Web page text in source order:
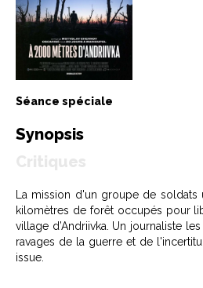
Séance spéciale
Synopsis
La mission d'un groupe de soldats
kilomètres de forêt occupés pour
village d’Andriivka. Un journaliste
ravages de la guerre et de
issue.